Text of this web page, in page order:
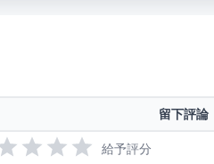
留下評論
給予評分